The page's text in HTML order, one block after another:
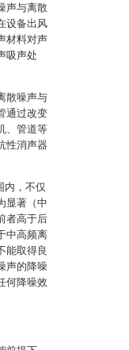
声与离散
设备出风
材料对声
吸声处
散噪声与
通过改变
、管道等
性消声器
内，不仅
显著（中
者高于后
中高频离
能取得良
声的降噪
何降噪效